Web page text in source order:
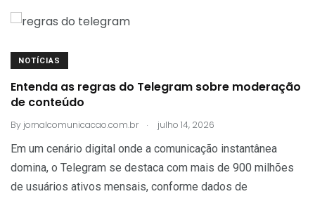
NOTÍCIAS
Entenda as regras do Telegram sobre moderação
de conteúdo
By jornalcomunicacao.com.br . julho 14, 2026
Em um cenário digital onde a comunicação instantânea
domina, o Telegram se destaca com mais de 900 milhões
de usuários ativos mensais, conforme dados de